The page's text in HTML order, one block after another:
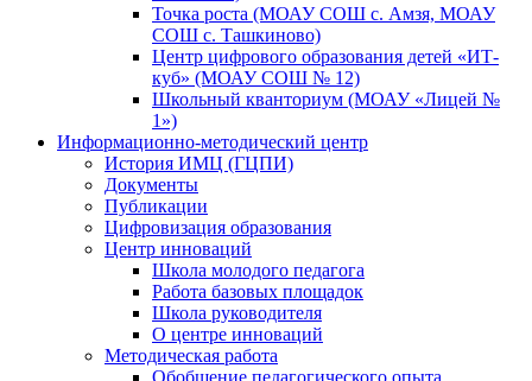
Точка роста (МОАУ СОШ с. Амзя, МОАУ
СОШ с. Ташкиново)
Центр цифрового образования детей «ИТ-
куб» (МОАУ СОШ № 12)
Школьный кванториум (МОАУ «Лицей №
1»)
Информационно-методический центр
История ИМЦ (ГЦПИ)
Документы
Публикации
Цифровизация образования
Центр инноваций
Школа молодого педагога
Работа базовых площадок
Школа руководителя
О центре инноваций
Методическая работа
Обобщение педагогического опыта